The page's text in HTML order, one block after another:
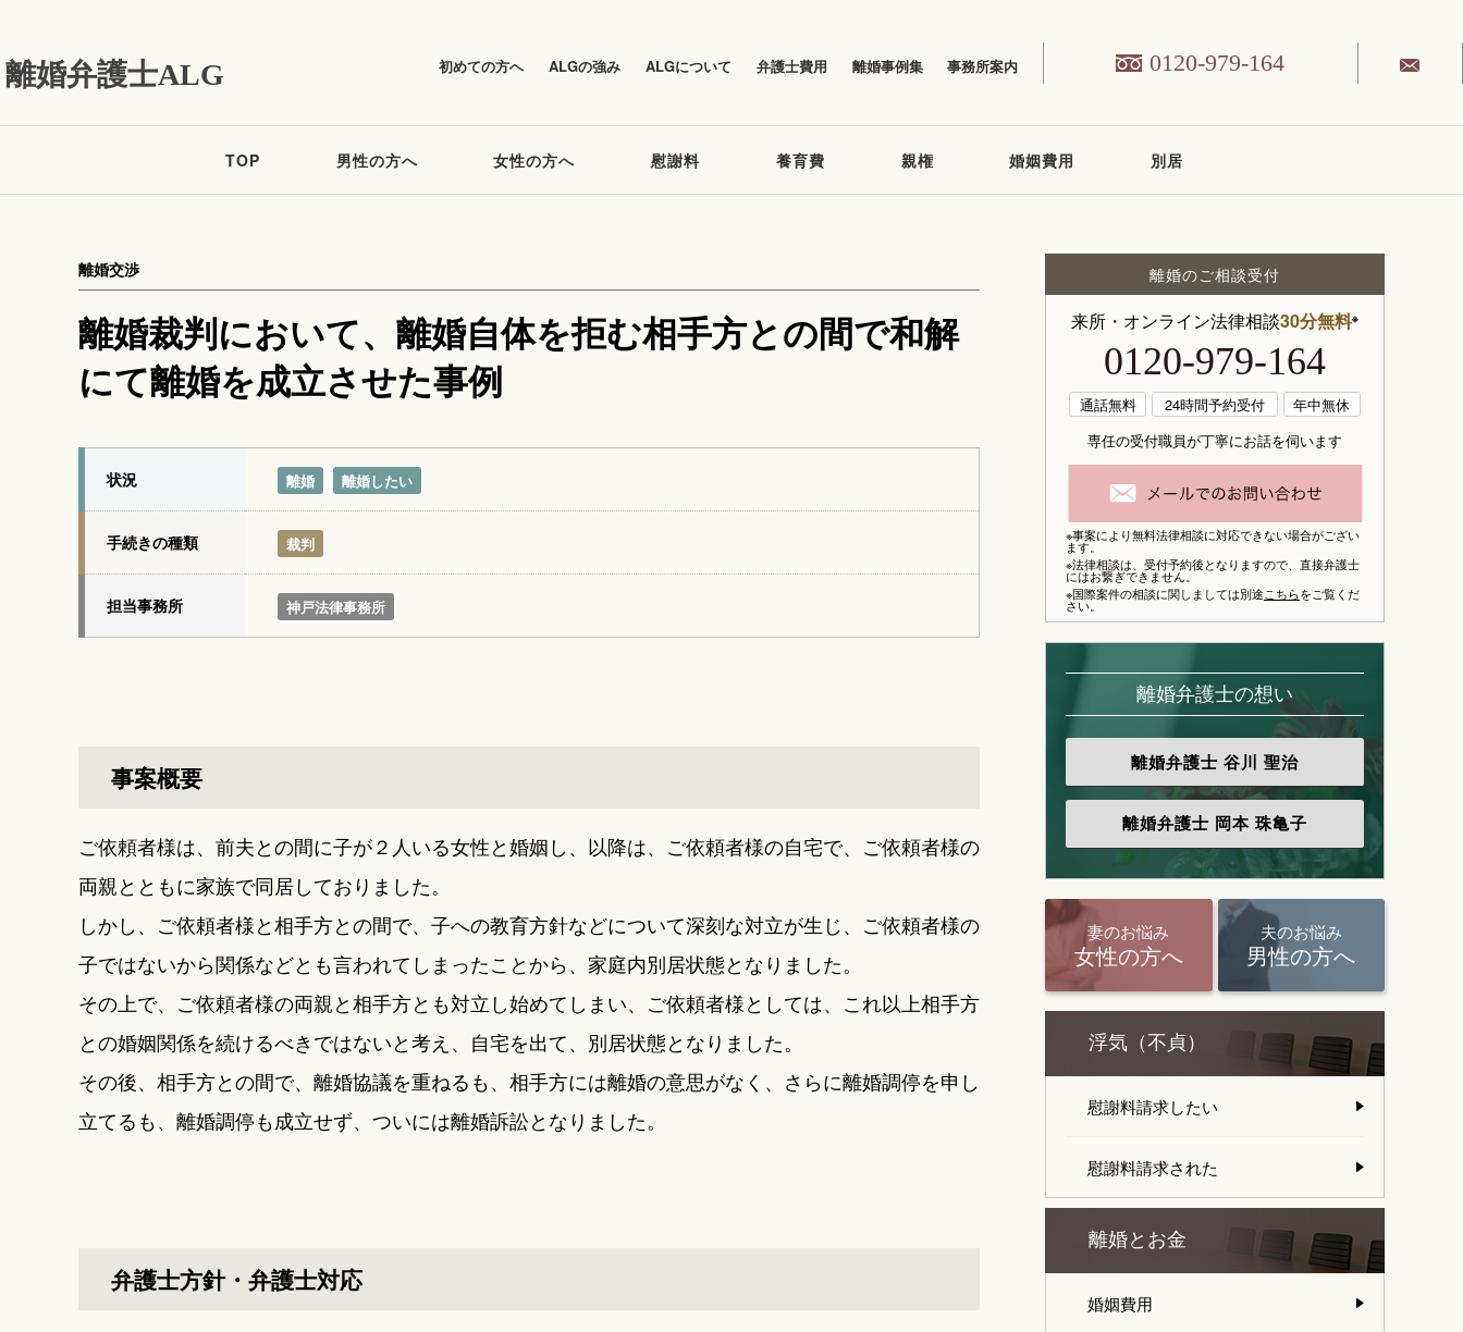
離婚弁護士ALG 初めての方へ ALGの強み ALGについて 弁護士費用 離婚事例集 事務所案内 0120-979-164
TOP 男性の方へ 女性の方へ 慰謝料 養育費 親権 婚姻費用 別居
離婚裁判において、離婚自体を拒む相手方との間で和解
にて離婚を成立させた事例
離婚交渉
状況 離婚 離婚したい
手続きの種類 裁判
担当事務所 神戸法律事務所
事案概要
ご依頼者様は、前夫との間に子が２人いる女性と婚姻し、以降は、ご依頼者様の自宅で、ご依頼者様の
両親とともに家族で同居しておりました。
しかし、ご依頼者様と相手方との間で、子への教育方針などについて深刻な対立が生じ、ご依頼者様の
子ではないから関係などとも言われてしまったことから、家庭内別居状態となりました。
その上で、ご依頼者様の両親と相手方とも対立し始めてしまい、ご依頼者様としては、これ以上相手方
との婚姻関係を続けるべきではないと考え、自宅を出て、別居状態となりました。
その後、相手方との間で、離婚協議を重ねるも、相手方には離婚の意思がなく、さらに離婚調停を申し
立てるも、離婚調停も成立せず、ついには離婚訴訟となりました。
弁護士方針・弁護士対応
離婚のご相談受付
来所・オンライン法律相談30分無料※
0120-979-164
通話無料 24時間予約受付
年中無休
専任の受付職員が丁寧にお話を伺います
※事案により無料法律相談に対応できない場合がござい
ます。
※法律相談は、 受付予約後となりますので、 直接弁護士
にはお繋ぎできません。
※国際案件の相談に関しましては別途こちらをご覧くだ
さい。
離婚弁護士の想い
離婚弁護士 谷川 聖治
離婚弁護士 岡本 珠亀子
妻のお悩み
女性の方へ
夫のお悩み
男性の方へ
浮気（不貞）
慰謝料請求したい
慰謝料請求された
離婚とお金
婚姻費用